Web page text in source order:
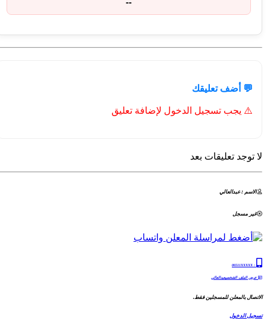
--
💬 أضف تعليقك
⚠️ يجب تسجيل الدخول لإضافة تعليق
لا توجد تعليقات بعد
الاسم : عبدالعالي
غير مسجل
:
06511XXXXX
عرض الملف الشخصيعبدالعالي
الاتصال بالمعلن للمسجلين فقط.
تسجيل الدخول